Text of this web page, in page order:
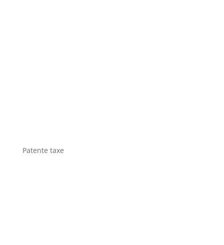
Patente taxe